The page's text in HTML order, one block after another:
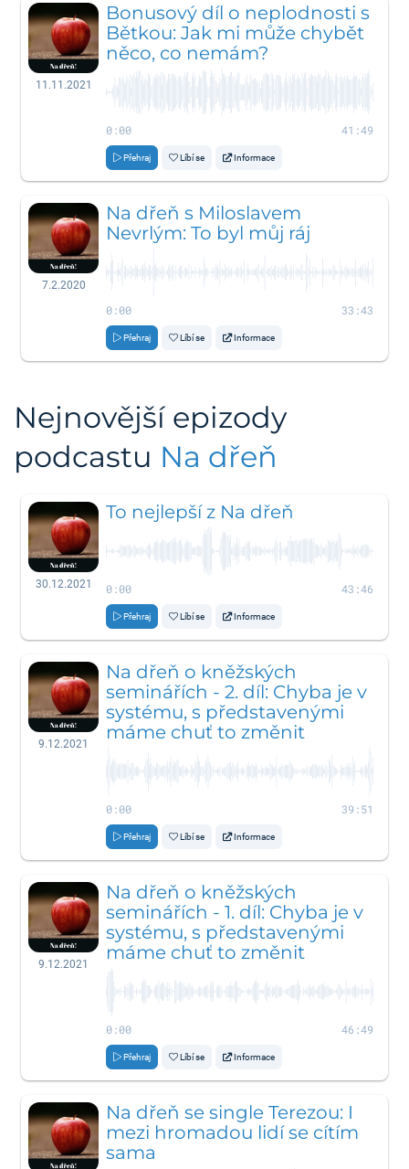
11.11.2021
Bonusový díl o neplodnosti s
Bětkou: Jak mi může chybět
něco, co nemám?
0:00 41:49
Přehraj Líbí se Informace
7.2.2020
Na dřeň s Miloslavem
Nevrlým: To byl můj ráj
0:00 33:43
Přehraj Líbí se Informace
Nejnovější epizody
podcastu Na dřeň
30.12.2021
To nejlepší z Na dřeň
0:00 43:46
Přehraj Líbí se Informace
9.12.2021
Na dřeň o kněžských
seminářích - 2. díl: Chyba je v
systému, s představenými
máme chuť to změnit
0:00 39:51
Přehraj Líbí se Informace
9.12.2021
Na dřeň o kněžských
seminářích - 1. díl: Chyba je v
systému, s představenými
máme chuť to změnit
0:00 46:49
Přehraj Líbí se Informace
Na dřeň se single Terezou: I
mezi hromadou lidí se cítím
sama